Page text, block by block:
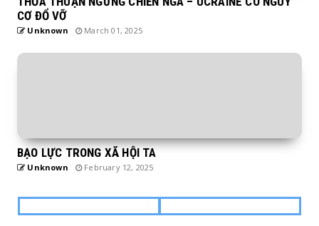
CƠ ĐỔ VỠ
Unknown March 01, 2025
BẠO LỰC TRONG XÃ HỘI TA
Unknown February 12, 2025